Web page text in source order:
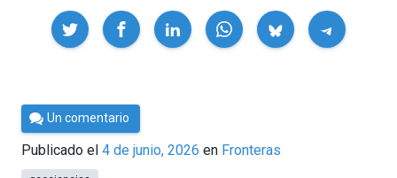
Compartir
Por
César
Tomé
Un comentario
Publicado el 4 de junio, 2026 en Fronteras